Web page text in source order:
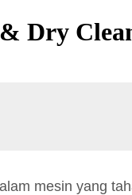
Dry
mesin yang